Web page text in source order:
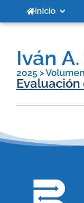
Inicio
Iván
2025 >